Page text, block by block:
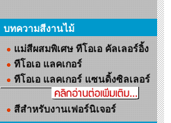
บทความสีงานไม้
แม่สีผสมพิเศษ ทีโอเอ คัลเลอร์อิ้ง
ทีโอเอ แลคเกอร์
ทีโอเอ แลคเกอร์ แซนดิ้งซิลเลอร์
สีสำหรับงานเฟอร์นิเจอร์